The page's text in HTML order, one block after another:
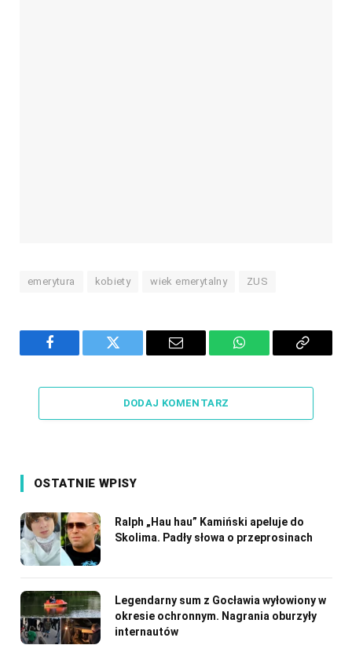
emerytura kobiety wiek emerytalny ZUS
Facebook Twitter Email WhatsAppCopy
DODAJ KOMENTARZ
OSTATNIE WPISY
Ralph „Hau hau” Kamiński apeluje do
Skolima. Padły słowa o przeprosinach
Legendarny sum z Gocławia wyłowiony w
okresie ochronnym. Nagrania oburzyły
internautów